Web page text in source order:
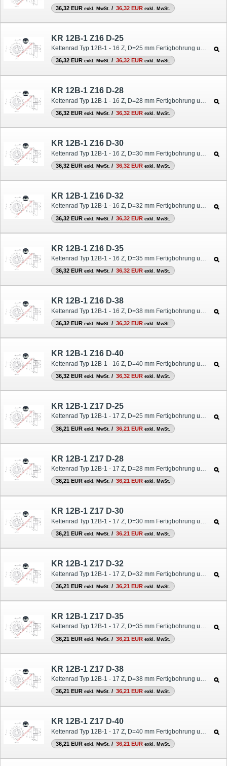
36,32 EUR exkl. MwSt. / 36,32 EUR exkl. MwSt.
KR 12B-1 Z16 D-25
Kettenrad Typ 12B-1 - 16 Z, D=25 mm Fertigbohrung und Nut
36,32 EUR exkl. MwSt. / 36,32 EUR exkl. MwSt.
KR 12B-1 Z16 D-28
Kettenrad Typ 12B-1 - 16 Z, D=28 mm Fertigbohrung und Nut
36,32 EUR exkl. MwSt. / 36,32 EUR exkl. MwSt.
KR 12B-1 Z16 D-30
36,32 EUR exkl. MwSt. / 36,32 EUR exkl. MwSt.
KR 12B-1 Z16 D-32
Kettenrad Typ 12B-1 - 16 Z, D=32 mm Fertigbohrung und Nut
36,32 EUR exkl. MwSt. / 36,32 EUR exkl. MwSt.
KR 12B-1 Z16 D-35
Kettenrad Typ 12B-1 - 16 Z, D=35 mm Fertigbohrung und Nut
36,32 EUR exkl. MwSt. / 36,32 EUR exkl. MwSt.
KR 12B-1 Z16 D-38
Kettenrad Typ 12B-1 - 16 Z, D=38 mm Fertigbohrung und Nut
36,32 EUR exkl. MwSt. / 36,32 EUR exkl. MwSt.
KR 12B-1 Z16 D-40
36,32 EUR exkl. MwSt. / 36,32 EUR exkl. MwSt.
KR 12B-1 Z17 D-25
Kettenrad Typ 12B-1 - 17 Z, D=25 mm Fertigbohrung und Nut
36,21 EUR exkl. MwSt. / 36,21 EUR exkl. MwSt.
KR 12B-1 Z17 D-28
Kettenrad Typ 12B-1 - 17 Z, D=28 mm Fertigbohrung und Nut
36,21 EUR exkl. MwSt. / 36,21 EUR exkl. MwSt.
KR 12B-1 Z17 D-30
Kettenrad Typ 12B-1 - 17 Z, D=30 mm Fertigbohrung und Nut
36,21 EUR exkl. MwSt. / 36,21 EUR exkl. MwSt.
KR 12B-1 Z17 D-32
36,21 EUR exkl. MwSt. / 36,21 EUR exkl. MwSt.
KR 12B-1 Z17 D-35
Kettenrad Typ 12B-1 - 17 Z, D=35 mm Fertigbohrung und Nut
36,21 EUR exkl. MwSt. / 36,21 EUR exkl. MwSt.
KR 12B-1 Z17 D-38
Kettenrad Typ 12B-1 - 17 Z, D=38 mm Fertigbohrung und Nut
36,21 EUR exkl. MwSt. / 36,21 EUR exkl. MwSt.
KR 12B-1 Z17 D-40
Kettenrad Typ 12B-1 - 17 Z, D=40 mm Fertigbohrung und Nut
36,21 EUR exkl. MwSt. / 36,21 EUR exkl. MwSt.